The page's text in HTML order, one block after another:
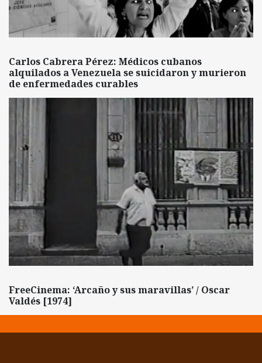
Carlos Cabrera Pérez: Médicos cubanos
alquilados a Venezuela se suicidaron y murieron
de enfermedades curables
FreeCinema: ‘Arcaño y sus maravillas’ / Oscar
Valdés [1974]